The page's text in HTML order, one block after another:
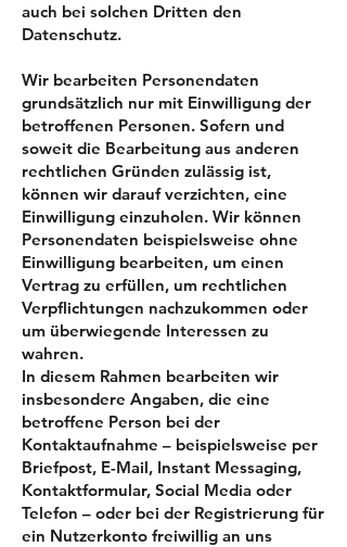
auch bei solchen Dritten den
Datenschutz.
Wir bearbeiten Personendaten
grundsätzlich nur mit Einwilligung der
betroffenen Personen. Sofern und
soweit die Bearbeitung aus anderen
rechtlichen Gründen zulässig ist,
können wir darauf verzichten, eine
Einwilligung einzuholen. Wir können
Personendaten beispielsweise ohne
Einwilligung bearbeiten, um einen
Vertrag zu erfüllen, um rechtlichen
Verpflichtungen nachzukommen oder
um überwiegende Interessen zu
wahren.
In diesem Rahmen bearbeiten wir
insbesondere Angaben, die eine
betroffene Person bei der
Kontaktaufnahme – beispielsweise per
Briefpost, E-Mail, Instant Messaging,
Kontaktformular, Social Media oder
Telefon – oder bei der Registrierung für
ein Nutzerkonto freiwillig an uns